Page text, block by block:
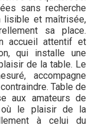
sans recherche
lisible et maîtrisée,
sa place.
accueil attentif et
qui installe une
de la table. Le
accompagne
Table de
aux amateurs de
où le plaisir de la
à celui du